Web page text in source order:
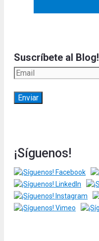
Suscríbete al Blog!
¡Síguenos!